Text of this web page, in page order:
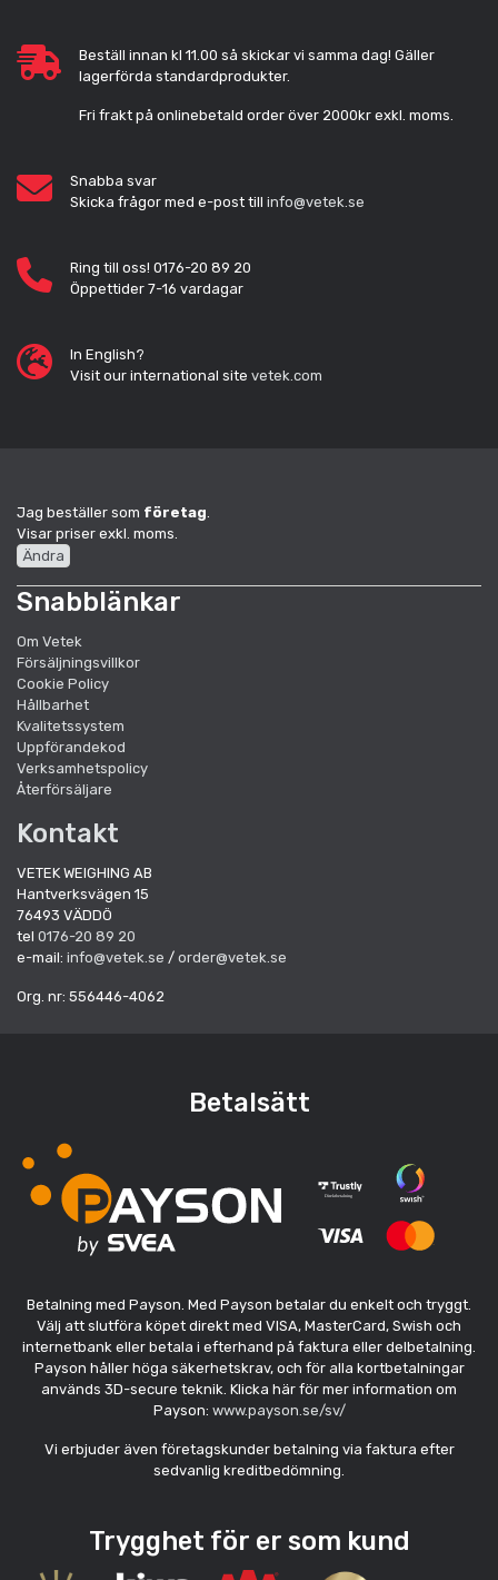
Beställ innan kl 11.00 så skickar vi samma dag! Gäller
lagerförda standardprodukter.
Fri frakt på onlinebetald order över 2000kr exkl. moms.
Snabba svar
Skicka frågor med e-post till info@vetek.se
Ring till oss! 0176-20 89 20
Öppettider 7-16 vardagar
In English?
Visit our international site vetek.com
Jag beställer som företag
Visar priser exkl. moms.
Ändra
Snabblänkar
Om Vetek
Försäljningsvillkor
Cookie Policy
Hållbarhet
Kvalitetssystem
Uppförandekod
Verksamhetspolicy
Återförsäljare
Kontakt
VETEK WEIGHING AB
Hantverksvägen 15
76493 VÄDDÖ
tel 0176-20 89 20
e-mail: info@vetek.se / order@vetek.se
Org. nr: 556446-4062
Betalsätt
Betalning med Payson. Med Payson betalar du enkelt och tryggt.
Välj att slutföra köpet direkt med VISA, MasterCard, Swish och
internetbank eller betala i efterhand på faktura eller delbetalning.
Payson håller höga säkerhetskrav, och för alla kortbetalningar
används 3D-secure teknik. Klicka här för mer information om
Payson: www.payson.se/sv/
Vi erbjuder även företagskunder betalning via faktura efter
sedvanlig kreditbedömning.
Trygghet för er som kund